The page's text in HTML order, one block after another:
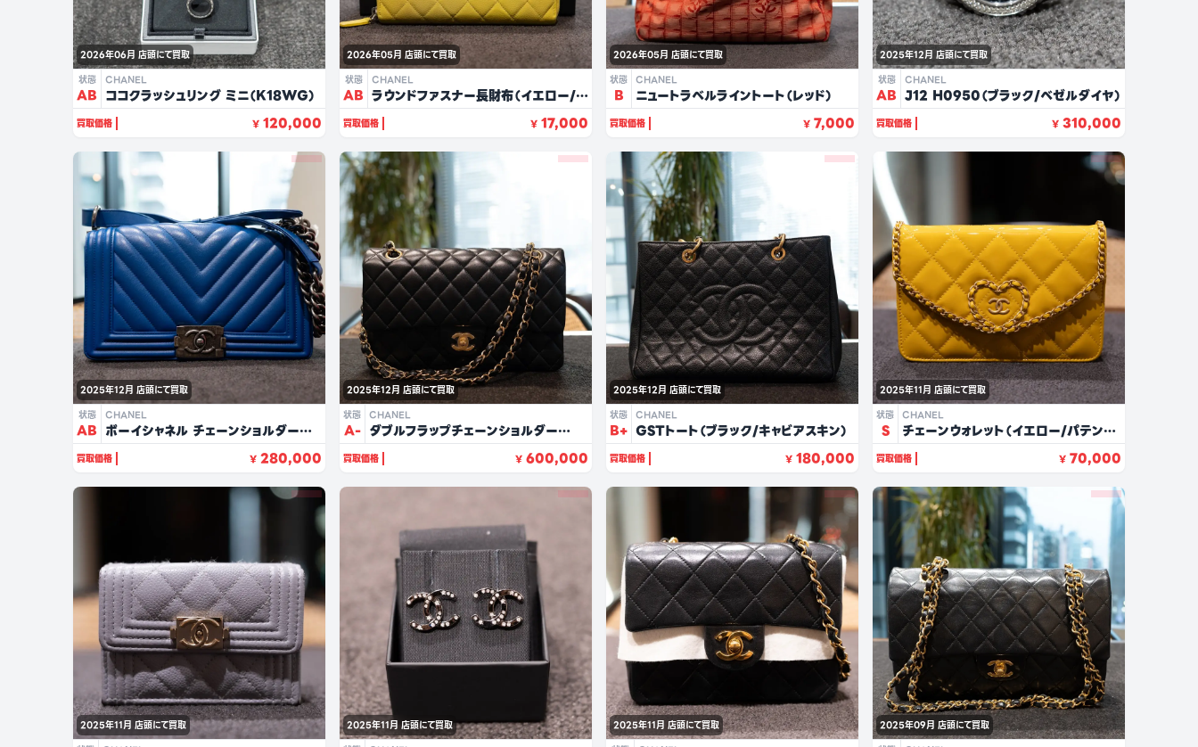
2026年06月 店頭にて買取
状態
AB
CHANEL
ココクラッシュリング ミニ（K18WG）
買取価格 ¥ 120,000
2026年05月 店頭にて買取
状態
AB
CHANEL
ラウンドファスナー長財布（イエロー/キ
ャビアスキン）
買取価格 ¥ 17,000
2026年05月 店頭にて買取
状態
B
CHANEL
ニュートラベルライントート（レッド）
買取価格 ¥ 7,000
2025年12月 店頭にて買取
状態
AB
CHANEL
J12 H0950（ブラック/ベゼルダイヤ）
買取価格 ¥ 310,000
2025年12月 店頭にて買取
状態
AB
CHANEL
ボーイシャネル チェーンショルダー
25（ブルー/ラムスキン）
買取価格 ¥ 280,000
2025年12月 店頭にて買取
状態
A-
CHANEL
ダブルフラップチェーンショルダー
25（ブラック/ラムスキン）
買取価格 ¥ 600,000
2025年12月 店頭にて買取
状態
B+
CHANEL
GSTトート（ブラック/キャビアスキン）
買取価格 ¥ 180,000
2025年11月 店頭にて買取
状態
S
CHANEL
チェーンウォレット（イエロー/パテント
レザー）
買取価格 ¥ 70,000
2025年11月 店頭にて買取
2025年11月 店頭にて買取
2025年11月 店頭にて買取
2025年09月 店頭にて買取